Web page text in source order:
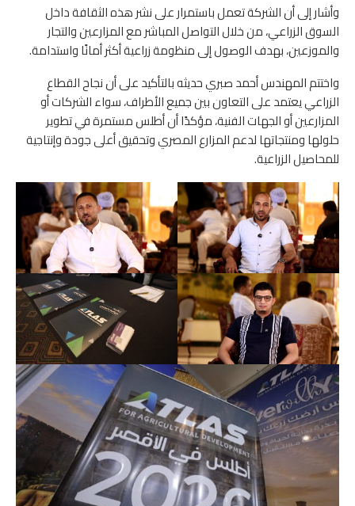
وأشار إلى أن الشركة تعمل باستمرار على نشر هذه الثقافة داخل
السوق الزراعي، من خلال التواصل المباشر مع المزارعين والتجار
والموزعين، بهدف الوصول إلى منظومة زراعية أكثر أمانًا واستدامة.
واختتم المهندس أحمد صبري حديثه بالتأكيد على أن نجاح القطاع
الزراعي يعتمد على التعاون بين جميع الأطراف، سواء الشركات أو
المزارعين أو الجهات الفنية، مؤكدًا أن أطلس مستمرة في تطوير
حلولها ومنتجاتها لدعم المزارع المصري وتحقيق أعلى جودة وإنتاجية
للمحاصيل الزراعية.